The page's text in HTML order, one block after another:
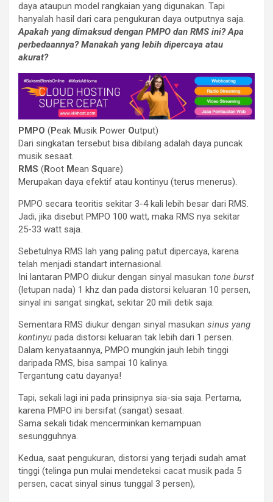
daya ataupun model rangkaian yang digunakan. Tapi
hanyalah hasil dari cara pengukuran daya outputnya saja.
Apakah yang dimaksud dengan PMPO dan RMS ini? Apa
perbedaannya? Manakah yang lebih dipercaya atau
akurat?
PMPO (Peak Musik Power Output)
Dari singkatan tersebut bisa dibilang adalah daya puncak
musik sesaat.
RMS (Root Mean Square)
Merupakan daya efektif atau kontinyu (terus menerus).
PMPO secara teoritis sekitar 3-4 kali lebih besar dari RMS.
Jadi, jika disebut PMPO 100 watt, maka RMS nya sekitar
25-33 watt saja.
Sebetulnya RMS lah yang paling patut dipercaya, karena
telah menjadi standart internasional.
Ini lantaran PMPO diukur dengan sinyal masukan tone burst
(letupan nada) 1 khz dan pada distorsi keluaran 10 persen,
sinyal ini sangat singkat, sekitar 20 mili detik saja.
Sementara RMS diukur dengan sinyal masukan sinus yang
kontinyu pada distorsi keluaran tak lebih dari 1 persen.
Dalam kenyataannya, PMPO mungkin jauh lebih tinggi
daripada RMS, bisa sampai 10 kalinya.
Tergantung catu dayanya!
Tapi, sekali lagi ini pada prinsipnya sia-sia saja. Pertama,
karena PMPO ini bersifat (sangat) sesaat.
Sama sekali tidak mencerminkan kemampuan
sesungguhnya.
Kedua, saat pengukuran, distorsi yang terjadi sudah amat
tinggi (telinga pun mulai mendeteksi cacat musik pada 5
persen, cacat sinyal sinus tunggal 3 persen),